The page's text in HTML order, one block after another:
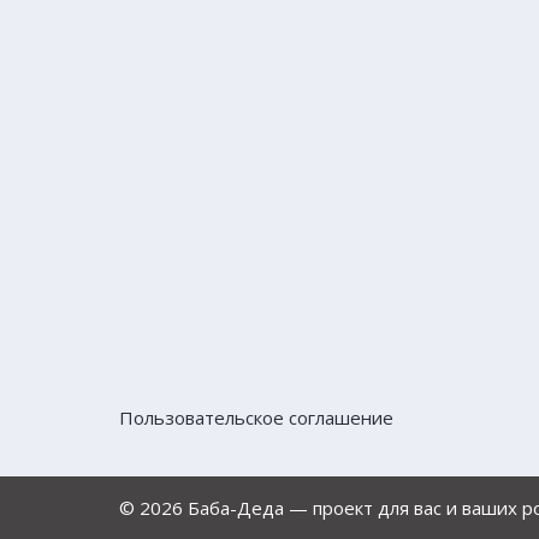
Пользовательское соглашение
© 2026 Баба-Деда — проект для вас и ваших